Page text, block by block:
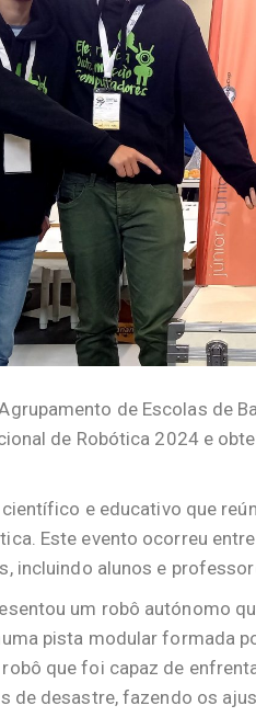
de Escolas de
de Robótica 2024 e
e educativo que
Este evento ocorreu
incluindo alunos e
um robô autónomo
pista modular formada
que foi capaz de
de desastre, fazendo os